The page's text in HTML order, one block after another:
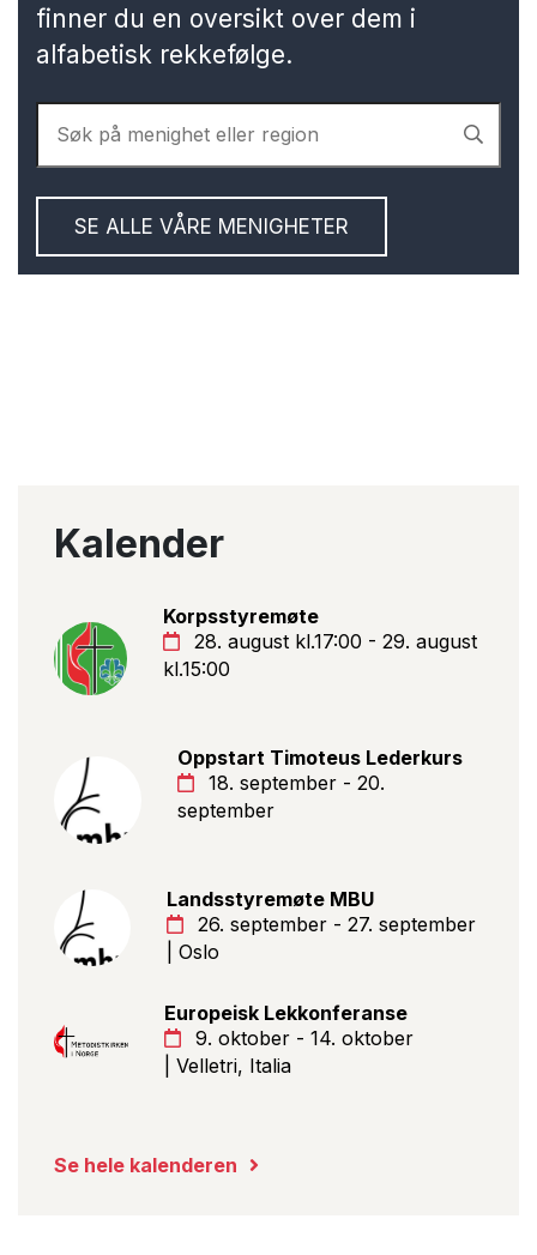
finner du en oversikt over dem i
alfabetisk rekkefølge.
SE ALLE VÅRE MENIGHETER
Kalender
Korpsstyremøte
28. august kl.17:00 - 29. august
kl.15:00
Oppstart Timoteus Lederkurs
18. september - 20.
september
Landsstyremøte MBU
26. september - 27. september
| Oslo
Europeisk Lekkonferanse
9. oktober - 14. oktober
| Velletri, Italia
Se hele kalenderen